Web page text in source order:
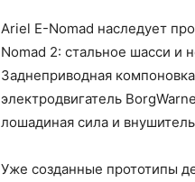
Ariel E-Nomad наследует
Nomad 2: стальное шасси и
Заднеприводная
электродвигатель
лошадиная сила и
Уже созданные прототипы